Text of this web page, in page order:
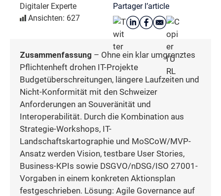
Digitaler Experte
Ansichten: 627
Partager l’article
Zusammenfassung – Ohne ein klar umgrenztes
Pflichtenheft drohen IT-Projekte
Budgetüberschreitungen, längere Laufzeiten und
Nicht-Konformität mit den Schweizer
Anforderungen an Souveränität und
Interoperabilität. Durch die Kombination aus
Strategie-Workshops, IT-
Landschaftskartographie und MoSCoW/MVP-
Ansatz werden Vision, testbare User Stories,
Business-KPIs sowie DSGVO/nDSG/ISO 27001-
Vorgaben in einem konkreten Aktionsplan
festgeschrieben. Lösung: Agile Governance auf